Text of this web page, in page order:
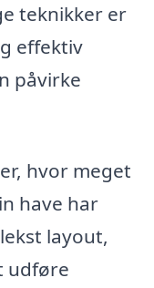
teknikker er
effektiv
påvirke
hvor meget
have har
layout,
udføre